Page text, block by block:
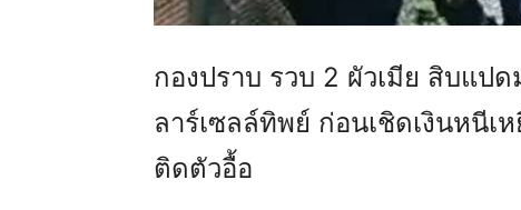
กองปราบ รวบ 2 ผัวเมีย สิบแป
ลาร์เซลล์ทิพย์ ก่อนเชิดเงินหนีเ
ติดตัวอื้อ